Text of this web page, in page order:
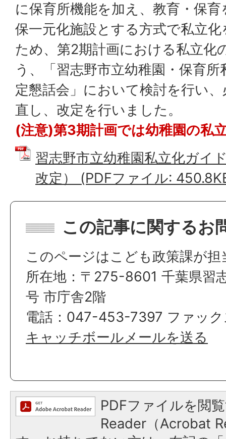
に保育所機能を加え、教育・保
保一元化施設とする方式で私立
ため、第2期計画における私立化
う、「習志野市立幼稚園・保育
定懇話会」において検討を行い
直し、改定を行いました。
(注意)第3期計画では幼稚園の私
習志野市立幼稚園私立化ガイ
改定） (PDFファイル:
この記事に関するお
このページはこども政策課が
所在地：〒275-8601 千葉県習
号 市庁舎2階
電話：047-453-7397 ファッ
キャッチボールメールを送る
PDFファイルを閲
Reader（Acrobat